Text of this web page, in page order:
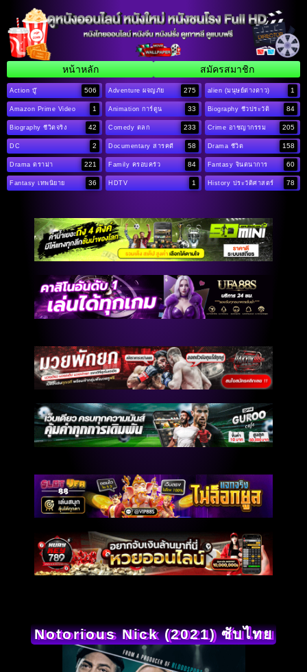
หน้าหลัก สมัครสมาชิก
Action บู๊ 506 Adventure ผจญภัย 275 alien (มนุษย์ต่างดาว) 1
Amazon Prime Video 1 Animation การ์ตูน 33 Biography ชีวประวัติ 84
Biography ชีวิตจริง 42 Comedy ตลก 233 Crime อาชญากรรม 205
DC 2 Documentary สารคดี 58 Drama ชีวิต 158
Drama ดราม่า 221 Family ครอบครัว 84 Fantasy จินตนาการ 60
Fantasy เทพนิยาย 36 HDTV 1 History ประวัติศาสตร์ 78
Notorious Nick (2021) ซับไทย